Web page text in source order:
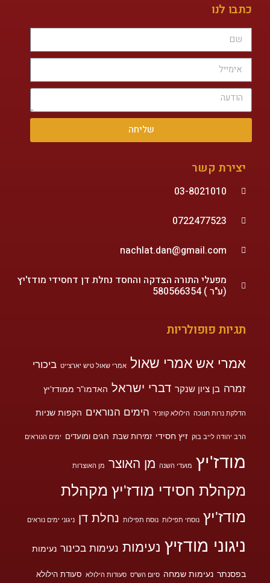
כתבו לנו
שליחה
יצירת קשר
03-8021010
0722477523
nachlat.dan@gmail.com
מפעלי התורה הצדקה והחסד נחלת דן דחסידי מודז'יץ
(ע"ר ) 580566354
תגיות פופולריות
אמרי אש אמרי שאול אמרי שאול טיש יארצייט ביכורי
זמרה בן ציון שנקר דברי ישראל האדמו"ר ממודז'יץ
הדלקת נרות חנוכה הילולא קוזניר הימים הנוראים הקפות שניות
הרב יהודה לייב בוק זיץ חסידי זמירות שבת חגים ומועדים ימים הנוראים
מודז'יץ מועדי השנה מן האוצר מן האוצרות
מקהלת חסידי מודז'יץ מקהלת
מודז'יץ
נוסחי תפילות נוסח תפילות נחלת דן ניגוני ימים נוראים
ניגוני מודזיץ נעימות נעימות בכינור נעימות
בפסנתר נעימות שמחה סיום הש"ס סעודות הילולא סעודת הילולא